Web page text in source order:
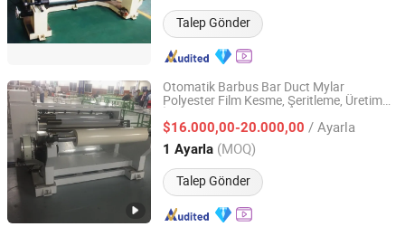
Talep Gönder
Otomatik Barbus Bar Duct Mylar
Polyester Film Kesme, Şeritleme, Üretim
$16.000,00-20.000,00 / Ayarla
1 Ayarla (MOQ)
Talep Gönder
Suzhou Kiande Electric Co., Ltd.
Jiangsu, China Fiyat 2017